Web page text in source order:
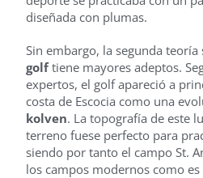
diseñada con plumas.
Sin embargo, la segunda teoría
golftiene mayores adeptos.
expertos, el golf apareció a
costa de Escocia como una
kolven. La topografía de este
terreno fuese perfecto para
siendo por tanto el campo St.
los campos modernos como es